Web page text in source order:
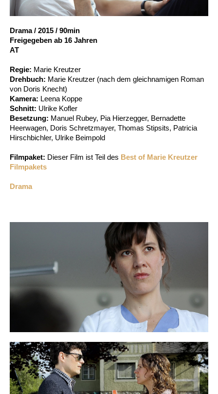
Account
Drama / 2015 / 90min
Freigegeben ab 16 Jahren
AT
Regie: Marie Kreutzer
Drehbuch: Marie Kreutzer (nach dem gleichnamigen Roman
von Doris Knecht)
Kamera: Leena Koppe
Schnitt: Ulrike Kofler
Besetzung: Manuel Rubey, Pia Hierzegger, Bernadette
Heerwagen, Doris Schretzmayer, Thomas Stipsits, Patricia
Hirschbichler, Ulrike Beimpold
Filmpaket: Dieser Film ist Teil des Best of Marie Kreutzer
Filmpakets
Drama